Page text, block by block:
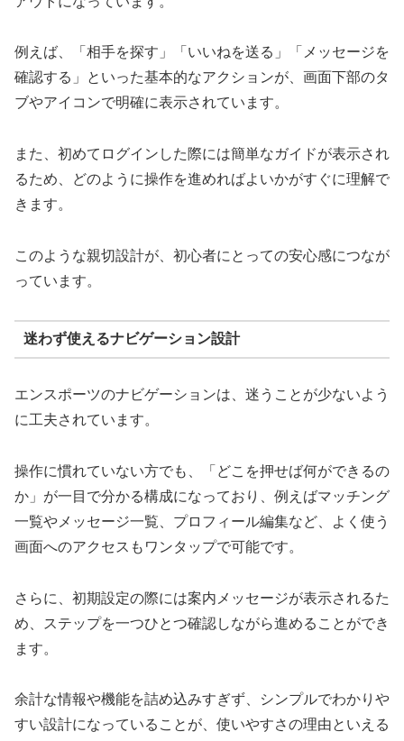
例えば、「相手を探す」「いいねを送る」「メッセージを
確認する」といった基本的なアクションが、画面下部のタ
ブやアイコンで明確に表示されています。
また、初めてログインした際には簡単なガイドが表示され
るため、どのように操作を進めればよいかがすぐに理解で
きます。
このような親切設計が、初心者にとっての安心感につなが
っています。
迷わず使えるナビゲーション設計
エンスポーツのナビゲーションは、迷うことが少ないよう
に工夫されています。
操作に慣れていない方でも、「どこを押せば何ができるの
か」が一目で分かる構成になっており、例えばマッチング
一覧やメッセージ一覧、プロフィール編集など、よく使う
画面へのアクセスもワンタップで可能です。
さらに、初期設定の際には案内メッセージが表示されるた
め、ステップを一つひとつ確認しながら進めることができ
ます。
余計な情報や機能を詰め込みすぎず、シンプルでわかりや
すい設計になっていることが、使いやすさの理由といえる